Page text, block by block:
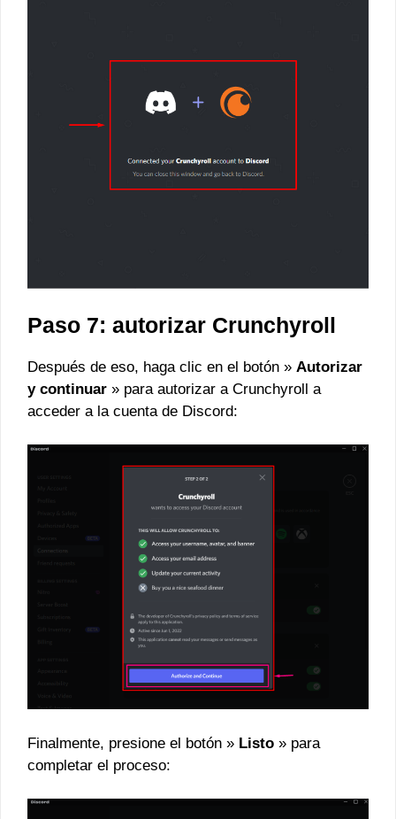
Paso 7: autorizar Crunchyroll
Después de eso, haga clic en el botón » Autorizar
y continuar » para autorizar a Crunchyroll a
acceder a la cuenta de Discord:
Finalmente, presione el botón » Listo » para
completar el proceso: